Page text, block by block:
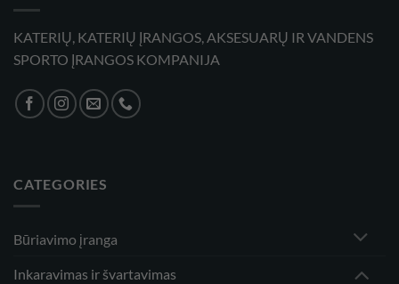
KATERIŲ, KATERIŲ ĮRANGOS, AKSESUARŲ IR VANDENS
SPORTO ĮRANGOS KOMPANIJA
CATEGORIES
Būriavimo įranga
Inkaravimas ir švartavimas